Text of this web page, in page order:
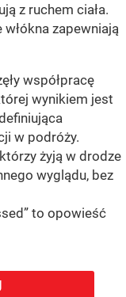
z ruchem ciała.
zapewniają
współpracę
wynikiem jest
w podróży.
żyją w drodze
wyglądu, bez
to opowieść